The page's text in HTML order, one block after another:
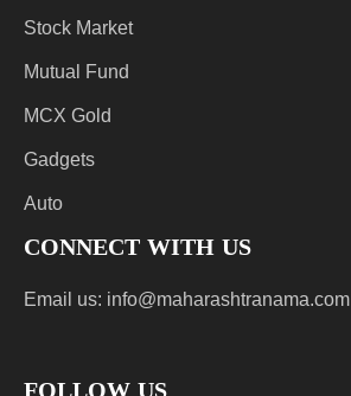
Stock Market
Mutual Fund
MCX Gold
Gadgets
Auto
CONNECT WITH US
Email us: info@maharashtranama.com